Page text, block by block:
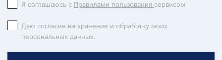
Я соглашаюсь с Правилами пользования сервисом
Даю согласие на хранение и обработку моих
персональных данных.